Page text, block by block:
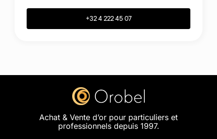
+32 4 222 45 07
Achat & Vente d’or pour particuliers et
professionnels depuis 1997.